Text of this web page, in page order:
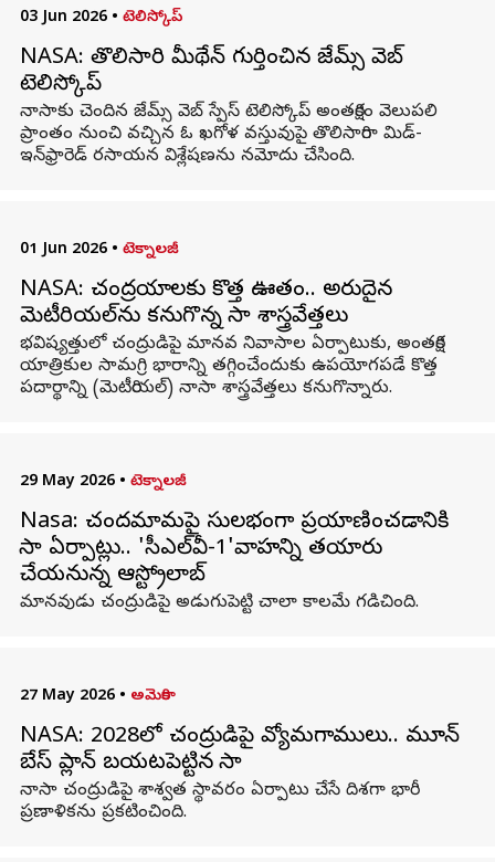
03 Jun 2026 • టెలిస్కోప్
NASA: తొలిసారి మీథేన్ గుర్తించిన జేమ్స్ వెబ్
టెలిస్కోప్
నాసాకు చెందిన జేమ్స్ వెబ్ స్పేస్ టెలిస్కోప్ అంతరిక్షం వెలుపలి
ప్రాంతం నుంచి వచ్చిన ఓ ఖగోళ వస్తువుపై తొలిసారిగా మిడ్-
ఇన్‌ఫ్రారెడ్ రసాయన విశ్లేషణను నమోదు చేసింది.
01 Jun 2026 • టెక్నాలజీ
NASA: చంద్రయానాలకు కొత్త ఊతం.. అరుదైన
మెటీరియల్‌ను కనుగొన్న నాసా శాస్త్రవేత్తలు
భవిష్యత్తులో చంద్రుడిపై మానవ నివాసాల ఏర్పాటుకు, అంతరిక్ష
యాత్రికుల సామగ్రి భారాన్ని తగ్గించేందుకు ఉపయోగపడే కొత్త
పదార్థాన్ని (మెటీరియల్) నాసా శాస్త్రవేత్తలు కనుగొన్నారు.
29 May 2026 • టెక్నాలజీ
Nasa: చందమామపై సులభంగా ప్రయాణించడానికి
నాసా ఏర్పాట్లు.. 'సీఎల్‌వీ-1'వాహనాన్ని తయారు
చేయనున్న ఆస్ట్రోలాబ్
మానవుడు చంద్రుడిపై అడుగుపెట్టి చాలా కాలమే గడిచింది.
27 May 2026 • అమెరికా
NASA: 2028లో చంద్రుడిపై వ్యోమగాములు.. మూన్
బేస్ ప్లాన్ బయటపెట్టిన నాసా
నాసా చంద్రుడిపై శాశ్వత స్థావరం ఏర్పాటు చేసే దిశగా భారీ
ప్రణాళికను ప్రకటించింది.